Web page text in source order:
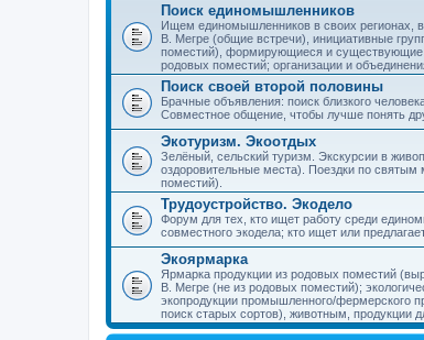
Поиск единомышленников
Ищем единомышленников в своих регионах,
В. Мегре (общие встречи), инициативные
поместий), формирующиеся и существующие
родовых поместий; организации и
Поиск своей второй половины
Брачные объявления: поиск близкого
Совместное общение, чтобы лучше понять
Экотуризм. Экоотдых
Зелёный, сельский туризм. Экскурсии в
оздоровительные места). Поездки по
поместий).
Трудоустройство. Экодело
Форум для тех, кто ищет работу среди
совместного экодела; кто ищет или
Экоярмарка
Ярмарка продукции из родовых поместий
В. Мегре (не из родовых поместий);
экопродукции промышленного/фермерского
поиск старых сортов), животным, продукции